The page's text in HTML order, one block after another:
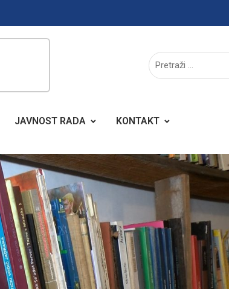
JAVNOST RADA KONTAKT